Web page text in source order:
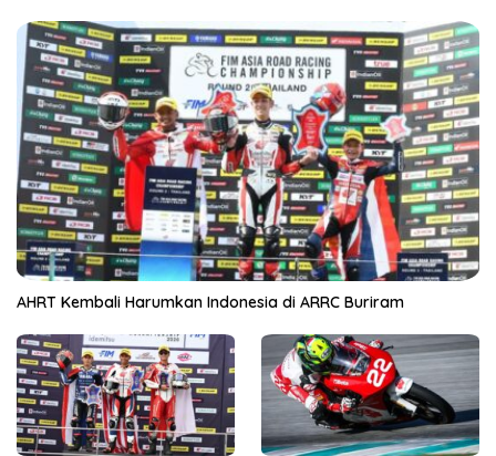
AHRT Kembali Harumkan Indonesia di ARRC Buriram